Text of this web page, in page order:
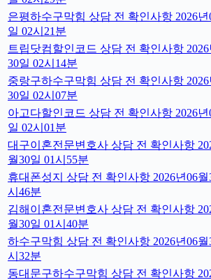
은평하수구막힘 상담 전 확인사항 2026년
일 02시21분
트립닷컴할인코드 상담 전 확인사항 2026
30일 02시14분
중랑구하수구막힘 상담 전 확인사항 2026
30일 02시07분
아고다할인코드 상담 전 확인사항 2026년
일 02시01분
대구이혼전문변호사 상담 전 확인사항
월30일 01시55분
휴대폰성지 상담 전 확인사항 2026년06월
시46분
김해이혼전문변호사 상담 전 확인사항
월30일 01시40분
하수구막힘 상담 전 확인사항 2026년06월
시32분
동대문구하수구막힘 상담 전 확인사항